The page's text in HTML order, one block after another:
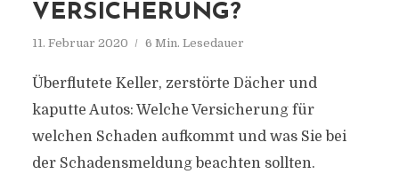
VERSICHERUNG?
11. Februar 2020 6 Min. Lesedauer
Überflutete Keller, zerstörte Dächer und
kaputte Autos: Welche Versicherung für
welchen Schaden aufkommt und was Sie bei
der Schadensmeldung beachten sollten.